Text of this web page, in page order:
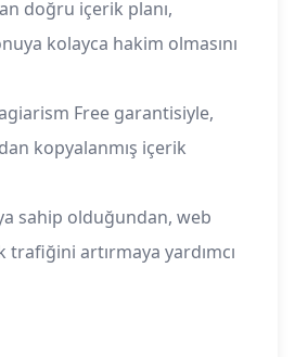
doğru içerik planı,
kolayca hakim olmasını
Free garantisiyle,
kopyalanmış içerik
sahip olduğundan, web
artırmaya yardımcı